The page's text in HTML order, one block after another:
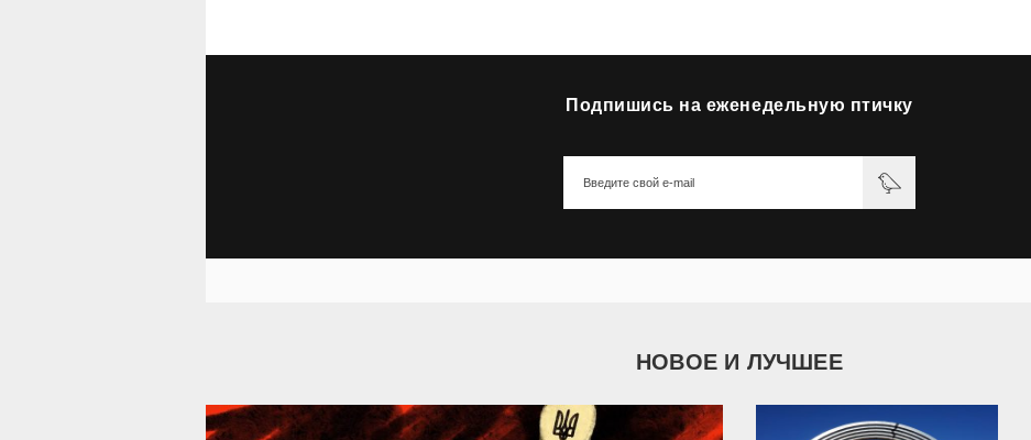
Подпишись на еженедельную птичку
НОВОЕ И ЛУЧШЕЕ
39 301 9 792